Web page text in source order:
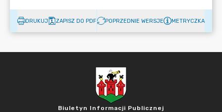
DRUKUJ ZAPISZ DO PDF POPRZEDNIE WERSJE METRYCZKA
Biuletyn Informacji Publicznej